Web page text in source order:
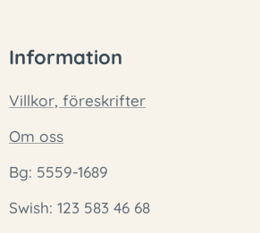
Information
Villkor, föreskrifter
Om oss
Bg: 5559-1689
Swish: 123 583 46 68